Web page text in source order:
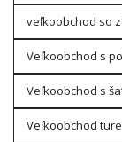
veľkoobchod so
Veľkoobchod s
Veľkoobchod s
Veľkoobchod